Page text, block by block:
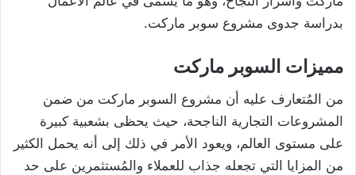
بدراسة جدوى مشروع سوبر ماركت.
مميزات السوبر ماركت
من المُتعارف عليه أن مشروع السوبر ماركت من ضمن
المشروعات التجارية الناجحة، حيث يحظى بشعبية كبيرة
على مستوى العالم، ويعود الأمر في ذلك إلى أنه يحمل الكثير
من المزايا التي تجعله جذاب للعملاء والمُستثمرين على حد